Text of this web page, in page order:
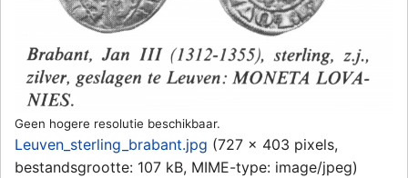
Geen hogere resolutie beschikbaar.
Leuven_sterling_brabant.jpg (727 × 403 pixels,
bestandsgrootte: 107 kB, MIME-type: image/jpeg)